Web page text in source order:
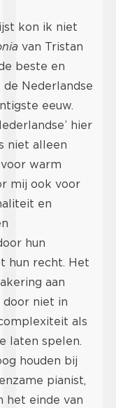
kon ik niet
van Tristan
beste en
Nederlandse
eeuw.
hier
niet alleen
warm
mij ook voor
en
hun
hun recht. Het
aan
door niet in
als
laten spelen.
houden bij
pianist,
het einde van